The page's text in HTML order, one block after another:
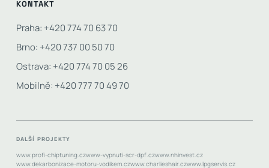
KONTAKT
Praha: +420 774 70 63 70
Brno: +420 737 00 50 70
Ostrava: +420 774 70 05 26
Mobilně: +420 777 70 49 70
DALŠÍ PROJEKTY
www.profi-chiptuning.czwww-vypnuti-scr-dpf.czwww.nhinvest.cz
www.dekarbonizace-motoru-vodikem.czwww.charlieshair.czwww.lpgservis.cz